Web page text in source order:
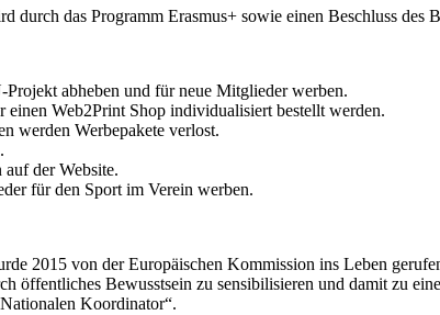
durch das Programm Erasmus+ sowie einen Beschluss
abheben und für neue Mitglieder werben.
einen Web2Print Shop individualisiert bestellt werden.
werden Werbepakete verlost.
auf der Website.
für den Sport im Verein werben.
2015 von der Europäischen Kommission ins Leben
öffentliches Bewusstsein zu sensibilisieren und damit zu
Koordinator“.